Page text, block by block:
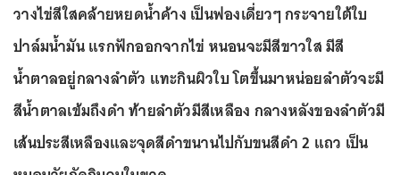
วางไข่สีใสคล้ายหยดน้ำค้าง เป็นฟองเดี่ยวๆ กระจายใต้ใบ
ปาล์มน้ำมัน แรกฟักออกจากไข่ หนอนจะมีสีขาวใส มีสี
น้ำตาลอยู่กลางลำตัว แทะกินผิวใบ โตขึ้นมาหน่อยลำตัวจะมี
สีน้ำตาลเข้มถึงดำ ท้ายลำตัวมีสีเหลือง กลางหลังของลำตัวมี
เส้นประสีเหลืองและจุดสีดำขนานไปกับขนสีดำ 2 แถว เป็น